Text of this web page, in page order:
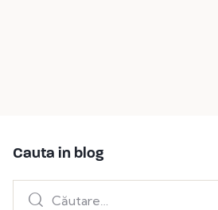
Cauta in blog